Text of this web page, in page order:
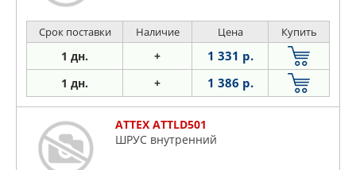
Срок поставки Наличие Цена Купить
1 дн. + 1 331 р.
1 дн. + 1 386 р.
ATTEX ATTLD501
ШРУС внутренний